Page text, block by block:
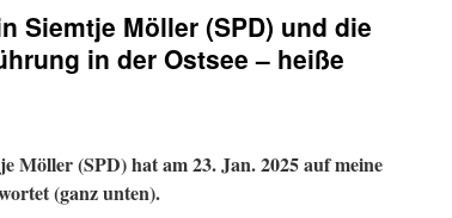
Siemtje Möller (SPD) und die
in der Ostsee – heiße
Möller (SPD) hat am 23. Jan. 2025 auf meine
(ganz unten).